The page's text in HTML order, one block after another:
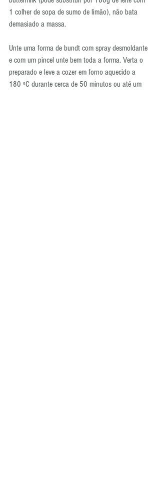
1 colher de sopa de sumo de limão), não bata
demasiado a massa.
Unte uma forma de bundt com spray desmoldante
e com um pincel unte bem toda a forma. Verta o
preparado e leve a cozer em forno aquecido a
180 ºC durante cerca de 50 minutos ou até um